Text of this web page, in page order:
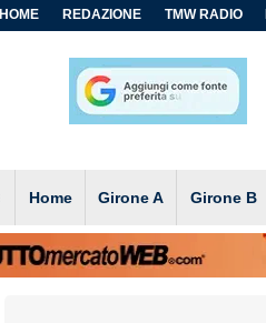
HOME REDAZIONE TMW RADIO
Home Girone A Girone B